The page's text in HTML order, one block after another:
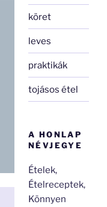
köret
leves
praktikák
tojásos étel
A HONLAP
NÉVJEGYE
Ételek,
Ételreceptek,
Könnyen